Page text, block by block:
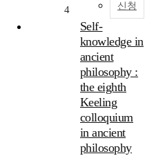
신청
4
Self-
knowledge in
ancient
philosophy :
the eighth
Keeling
colloquium
in ancient
philosophy